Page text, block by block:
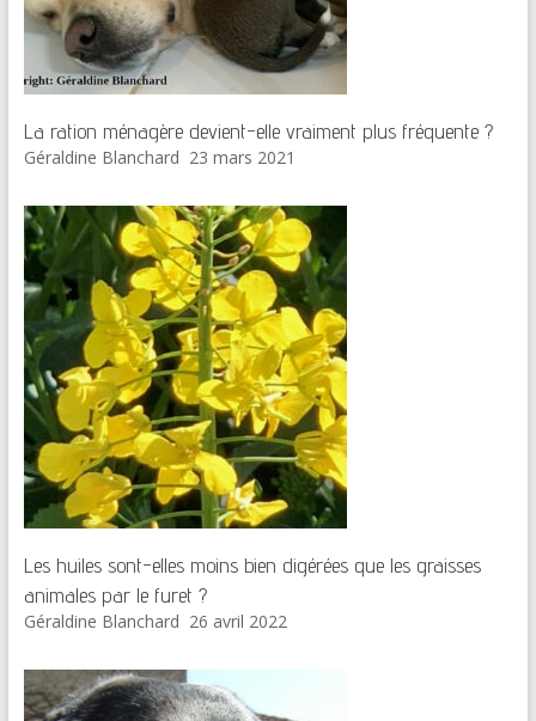
La ration ménagère devient-elle vraiment plus fréquente ?
Géraldine Blanchard 23 mars 2021
Les huiles sont-elles moins bien digérées que les graisses
animales par le furet ?
Géraldine Blanchard 26 avril 2022